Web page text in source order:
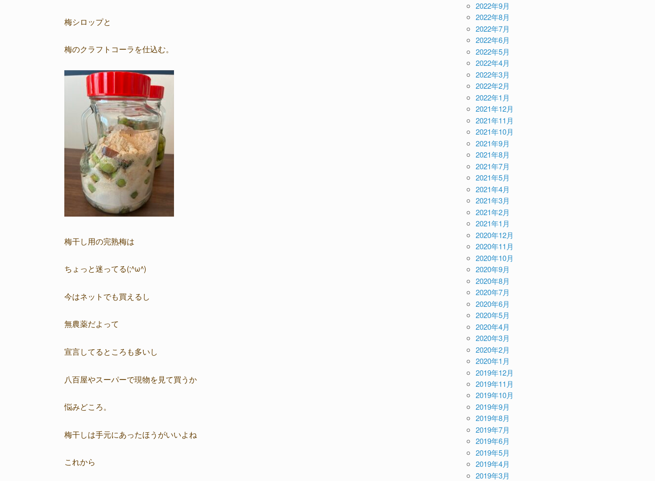
梅シロップと
梅のクラフトコーラを仕込む。
梅干し用の完熟梅は
ちょっと迷ってる(;^ω^)
今はネットでも買えるし
無農薬だよって
宣言してるところも多いし
八百屋やスーパーで現物を見て買うか
悩みどころ。
梅干しは手元にあったほうがいいよね
これから
2022年9月
2022年8月
2022年7月
2022年6月
2022年5月
2022年4月
2022年3月
2022年2月
2022年1月
2021年12月
2021年11月
2021年10月
2021年9月
2021年8月
2021年7月
2021年5月
2021年4月
2021年3月
2021年2月
2021年1月
2020年12月
2020年11月
2020年10月
2020年9月
2020年8月
2020年7月
2020年6月
2020年5月
2020年4月
2020年3月
2020年2月
2020年1月
2019年12月
2019年11月
2019年10月
2019年9月
2019年8月
2019年7月
2019年6月
2019年5月
2019年4月
2019年3月